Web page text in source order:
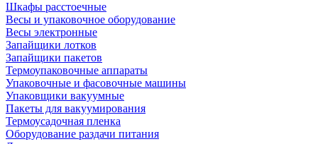
Шкафы расстоечные
Весы и упаковочное оборудование
Весы электронные
Запайщики лотков
Запайщики пакетов
Термоупаковочные аппараты
Упаковочные и фасовочные машины
Упаковщики вакуумные
Пакеты для вакуумирования
Термоусадочная пленка
Оборудование раздачи питания